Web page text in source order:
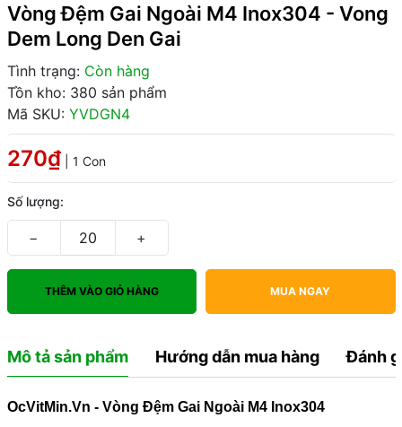
Vòng Đệm Gai Ngoài M4 Inox304 - Vong
Dem Long Den Gai
Tình trạng: Còn hàng
Tồn kho: 380 sản phẩm
Mã SKU: YVDGN4
270₫ | 1 Con
Số lượng:
− +
THÊM VÀO GIỎ HÀNG MUA NGAY
Mô tả sản phẩm Hướng dẫn mua hàng Đánh
OcVitMin.Vn - Vòng Đệm Gai Ngoài M4 Inox304